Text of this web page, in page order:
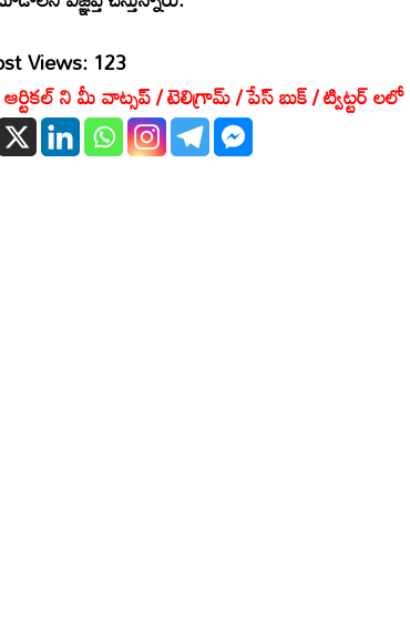
Views:123
ని మీ వాట్సప్ / టెలిగ్రామ్ / పేస్ బుక్ / ట్విట్టర్